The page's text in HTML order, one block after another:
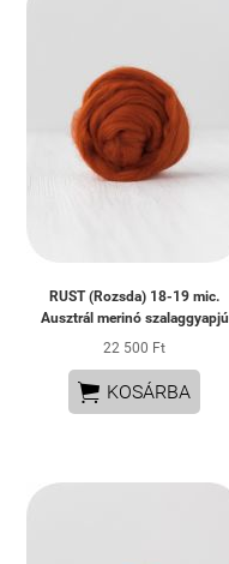
RUST (Rozsda) 18-19 mic.
Ausztrál merinó szalaggyapjú
22 500 Ft
 KOSÁRBA